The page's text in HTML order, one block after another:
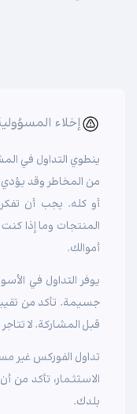
إخلاء
ينطوي التداول في
من المخاطر وقد
أو كله. يجب أن
المنتجات وما إذا
أموالك.
يوفر التداول في
جسيمة. تأكد من
قبل المشاركة. لا
تداول الفوركس غير
الاستثمار، تأكد
بلدك.